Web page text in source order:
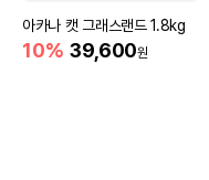
아카나 캣 그래스랜드 1.8kg
10% 39,600원